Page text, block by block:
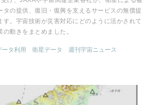
タの提供、復旧・復興を支えるサービスの無償提
す。宇宙技術が災害対応にどのように活かされて
動きをまとめました。
ータ利用 衛星データ 週刊宇宙ニュース